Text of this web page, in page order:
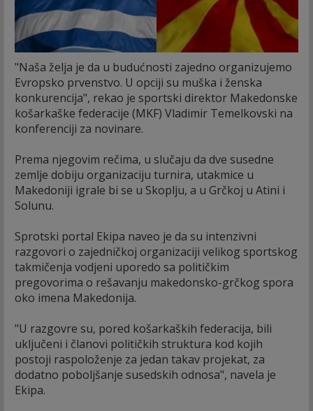
"Naša želja je da u budućnosti zajedno organizujemo
Evropsko prvenstvo. U opciji su muška i ženska
konkurencija", rekao je sportski direktor Makedonske
košarkaške federacije (MKF) Vladimir Temelkovski na
konferenciji za novinare.
Prema njegovim rečima, u slučaju da dve susedne
zemlje dobiju organizaciju turnira, utakmice u
Makedoniji igrale bi se u Skoplju, a u Grčkoj u Atini i
Solunu.
Sprotski portal Ekipa naveo je da su intenzivni
razgovori o zajedničkoj organizaciji velikog sportskog
takmičenja vodjeni uporedo sa političkim
pregovorima o rešavanju makedonsko-grčkog spora
oko imena Makedonija.
"U razgovre su, pored košarkaških federacija, bili
uključeni i članovi političkih struktura kod kojih
postoji raspoloženje za jedan takav projekat, za
dodatno poboljšanje susedskih odnosa", navela je
Ekipa.